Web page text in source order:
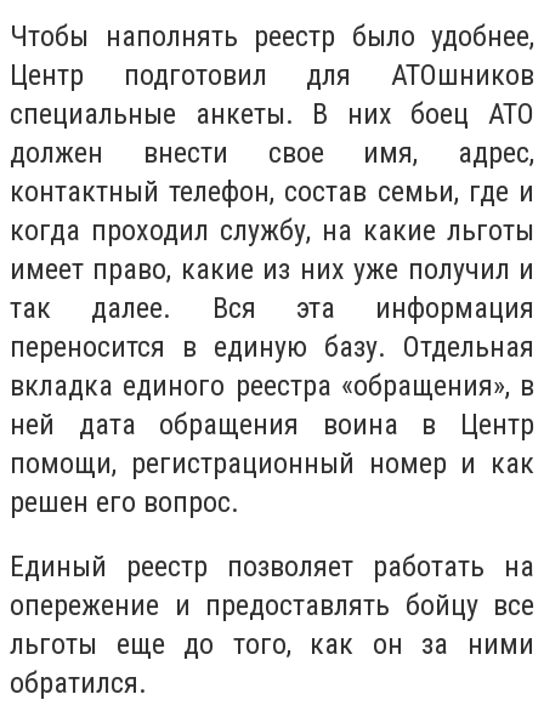
Чтобы наполнять реестр было удобнее,
Центр подготовил для АТОшников
специальные анкеты. В них боец АТО
должен внести свое имя, адрес,
контактный телефон, состав семьи, где и
когда проходил службу, на какие льготы
имеет право, какие из них уже получил и
так далее. Вся эта информация
переносится в единую базу. Отдельная
вкладка единого реестра «обращения», в
ней дата обращения воина в Центр
помощи, регистрационный номер и как
решен его вопрос.
Единый реестр позволяет работать на
опережение и предоставлять бойцу все
льготы еще до того, как он за ними
обратился.